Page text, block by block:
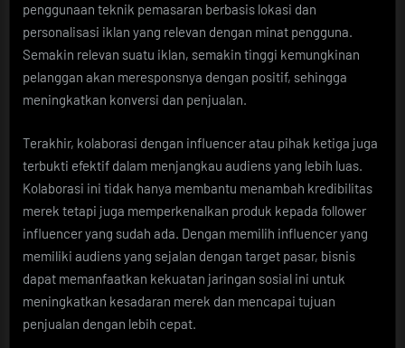
penggunaan teknik pemasaran berbasis lokasi dan
personalisasi iklan yang relevan dengan minat pengguna.
Semakin relevan suatu iklan, semakin tinggi kemungkinan
pelanggan akan meresponsnya dengan positif, sehingga
meningkatkan konversi dan penjualan.
Terakhir, kolaborasi dengan influencer atau pihak ketiga juga
terbukti efektif dalam menjangkau audiens yang lebih luas.
Kolaborasi ini tidak hanya membantu menambah kredibilitas
merek tetapi juga memperkenalkan produk kepada follower
influencer yang sudah ada. Dengan memilih influencer yang
memiliki audiens yang sejalan dengan target pasar, bisnis
dapat memanfaatkan kekuatan jaringan sosial ini untuk
meningkatkan kesadaran merek dan mencapai tujuan
penjualan dengan lebih cepat.